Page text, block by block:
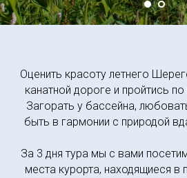
Оценить красоту летнего
канатной дороге и пройтись
Загорать у бассейна,
быть в гармонии с природой
За 3 дня тура мы с вами
места курорта, находящиеся в